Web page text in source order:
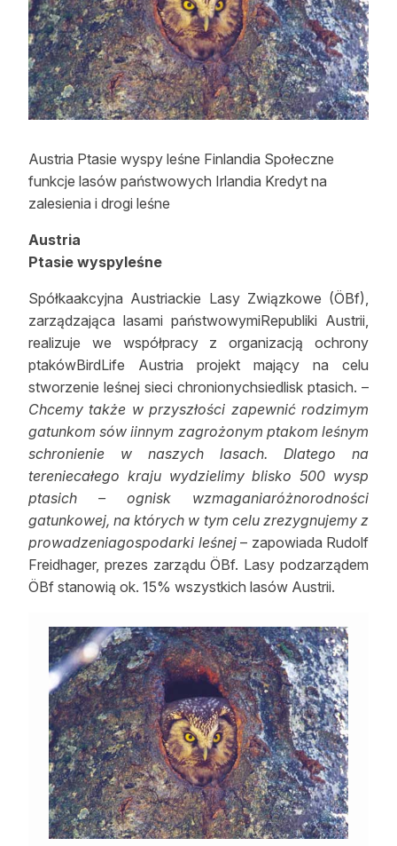
Leśnik na zakupach
Z zagranicy
Edukacja
O nas
100 lat „Lasu Polskiego”
Prenumerata
Reklama
Zostań autorem
Archiwum
Kontakt
Austria Ptasie wyspy leśne Finlandia Społeczne
funkcje lasów państwowych Irlandia Kredyt na
zalesienia i drogi leśne
Austria
Ptasie wyspyleśne
Spółkaakcyjna Austriackie Lasy Związkowe (ÖBf),
zarządzająca lasami państwowymiRepubliki Austrii,
realizuje we współpracy z organizacją ochrony
ptakówBirdLife Austria projekt mający na celu
stworzenie leśnej sieci chronionychsiedlisk ptasich. –
Chcemy także w przyszłości zapewnić rodzimym
gatunkom sów iinnym zagrożonym ptakom leśnym
schronienie w naszych lasach. Dlatego na
tereniecałego kraju wydzielimy blisko 500 wysp
ptasich – ognisk wzmaganiaróżnorodności
gatunkowej, na których w tym celu zrezygnujemy z
prowadzeniagospodarki leśnej– zapowiada Rudolf
Freidhager, prezes zarządu ÖBf. Lasy podzarządem
ÖBf stanowią ok. 15% wszystkich lasów Austrii.